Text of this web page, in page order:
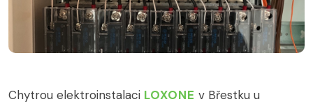
Chytrou elektroinstalaci LOXONE v Břestku u